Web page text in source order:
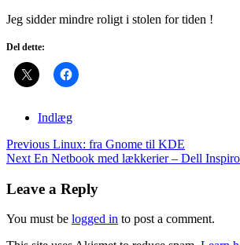
Jeg sidder mindre roligt i stolen for tiden !
Del dette:
Indlæg
Post
navigation
Previous Linux: fra Gnome til KDE
Next En Netbook med lækkerier – Dell
Leave a Reply
You must be logged in to post a comment.